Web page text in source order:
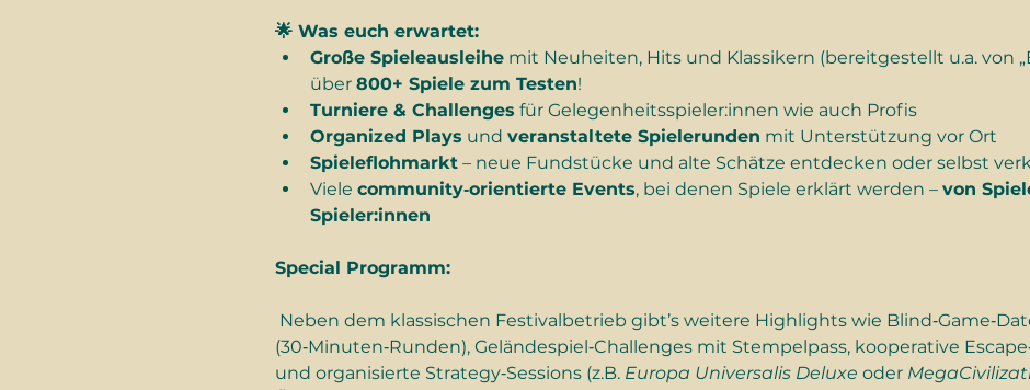
🌟 Was euch erwartet:
Große Spieleausleihe mit Neuheiten, Hits und Klassikern (bereitgestellt u.a. von
über 800+ Spiele zum Testen!
Turniere & Challenges für Gelegenheitsspieler:innen wie auch Profis
Organized Plays und veranstaltete Spielerunden mit Unterstützung vor Ort
Spieleflohmarkt – neue Fundstücke und alte Schätze entdecken oder selbst
Viele community‑orientierte Events, bei denen Spiele erklärt werden – von
Spieler:innen
Special Programm:
(30‑Minuten‑Runden), Geländespiel‑Challenges mit Stempelpass, kooperative
und organisierte Strategy‑Sessions (z.B. Europa Universalis Deluxe oder